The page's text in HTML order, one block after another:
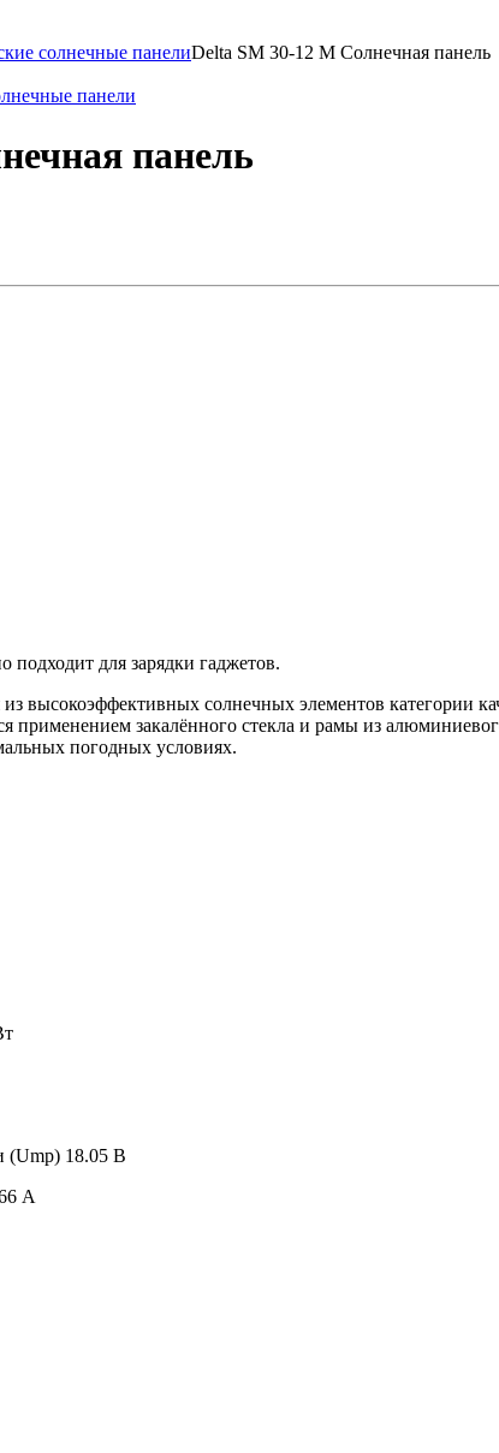
солнечные панелиDelta SM 30-12 M Солнечная панель
панели
панель
подходит для зарядки гаджетов.
высокоэффективных солнечных элементов категории
применением закалённого стекла и рамы из
погодных условиях.
(Ump) 18.05 В
А